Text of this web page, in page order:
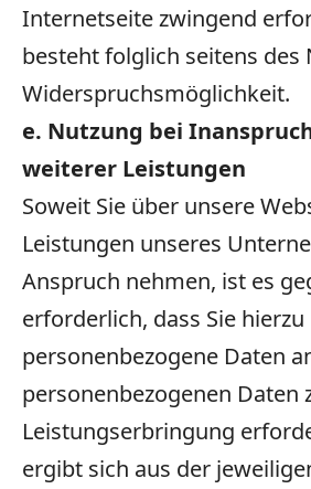
Internetseite zwingend
besteht folglich seitens des
Widerspruchsmöglichkeit.
e. Nutzung bei
weiterer Leistungen
Soweit Sie über unsere
Leistungen unseres
Anspruch nehmen, ist es
erforderlich, dass Sie hierzu
personenbezogene Daten
personenbezogenen Daten
Leistungserbringung
ergibt sich aus der